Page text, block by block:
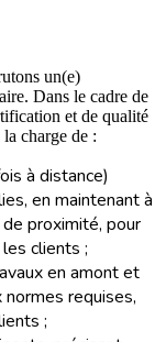
un(e)
Dans le cadre de
et de qualité
charge de :
à distance)
en maintenant à
proximité, pour
clients ;
en amont et
normes requises,
;